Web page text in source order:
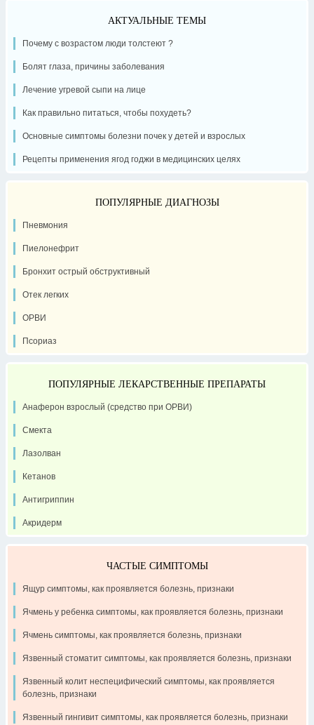
АКТУАЛЬНЫЕ ТЕМЫ
Почему с возрастом люди толстеют ?
Болят глаза, причины заболевания
Лечение угревой сыпи на лице
Как правильно питаться, чтобы похудеть?
Основные симптомы болезни почек у детей и взрослых
Рецепты применения ягод годжи в медицинских целях
ПОПУЛЯРНЫЕ ДИАГНОЗЫ
Пневмония
Пиелонефрит
Бронхит острый обструктивный
Отек легких
ОРВИ
Псориаз
ПОПУЛЯРНЫЕ ЛЕКАРСТВЕННЫЕ ПРЕПАРАТЫ
Анаферон взрослый (средство при ОРВИ)
Смекта
Лазолван
Кетанов
Антигриппин
Акридерм
ЧАСТЫЕ СИМПТОМЫ
Ящур симптомы, как проявляется болезнь, признаки
Ячмень у ребенка симптомы, как проявляется болезнь, признаки
Ячмень симптомы, как проявляется болезнь, признаки
Язвенный стоматит симптомы, как проявляется болезнь, признаки
Язвенный колит неспецифический симптомы, как проявляется
болезнь, признаки
Язвенный гингивит симптомы, как проявляется болезнь, признаки